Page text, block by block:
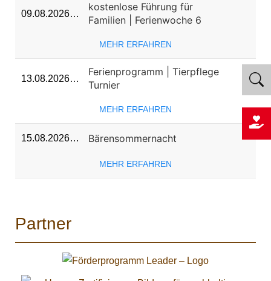
09.08.2026…
kostenlose Führung für
Familien | Ferienwoche 6
MEHR ERFAHREN
13.08.2026…
Ferienprogramm | Tierpflege
Turnier
MEHR ERFAHREN
15.08.2026… Bärensommernacht
MEHR ERFAHREN
Partner